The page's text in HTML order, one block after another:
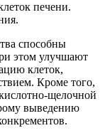
печени.
способны
этом улучшают
клеток,
Кроме того,
щелочной
выведению